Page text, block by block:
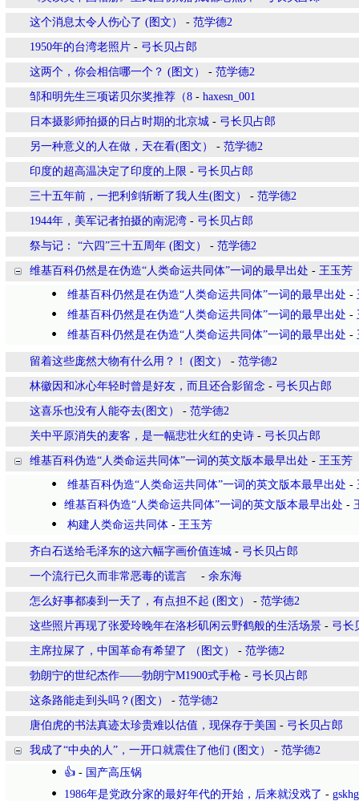
这个消息太令人伤心了 (图文） - 范学德2
1950年的台湾老照片 - 弓长贝占郎
这两个，你会相信哪一个？ (图文） - 范学德2
邹和明先生三项诺贝尔奖推荐（8 - haxesn_001
日本摄影师拍摄的日占时期的北京城 - 弓长贝占郎
另一种意义的人在做，天在看(图文） - 范学德2
印度的超高温决定了印度的上限 - 弓长贝占郎
三十五年前，一把利剑斩断了我人生(图文） - 范学德2
1944年，美军记者拍摄的南泥湾 - 弓长贝占郎
祭与记： “六四”三十五周年 (图文） - 范学德2
维基百科仍然是在伪造“人类命运共同体”一词的最早出处 - 王玉芳
维基百科仍然是在伪造“人类命运共同体”一词的最早出处 -
维基百科仍然是在伪造“人类命运共同体”一词的最早出处 -
维基百科仍然是在伪造“人类命运共同体”一词的最早出处 -
留着这些庞然大物有什么用？！ (图文） - 范学德2
林徽因和冰心年轻时曾是好友，而且还合影留念 - 弓长贝占郎
这喜乐也没有人能夺去(图文） - 范学德2
关中平原消失的麦客，是一幅悲壮火红的史诗 - 弓长贝占郎
维基百科伪造“人类命运共同体”一词的英文版本最早出处 - 王玉芳
维基百科伪造“人类命运共同体”一词的英文版本最早出处 -
维基百科伪造“人类命运共同体”一词的英文版本最早出处 -
构建人类命运共同体 - 王玉芳
齐白石送给毛泽东的这六幅字画价值连城 - 弓长贝占郎
一个流行已久而非常恶毒的谎言 - 余东海
怎么好事都凑到一天了，有点担不起 (图文） - 范学德2
这些照片再现了张爱玲晚年在洛杉矶闲云野鹤般的生活场景 - 弓长
主席拉屎了，中国革命有希望了 （图文） - 范学德2
勃朗宁的世纪杰作——勃朗宁M1900式手枪 - 弓长贝占郎
这条路能走到头吗？(图文） - 范学德2
唐伯虎的书法真迹太珍贵难以估值，现保存于美国 - 弓长贝占郎
我成了“中央的人”，一开口就震住了他们 (图文） - 范学德2
👍 - 国产高压锅
1986年是党政分家的最好年代的开始，后来就没戏了 -